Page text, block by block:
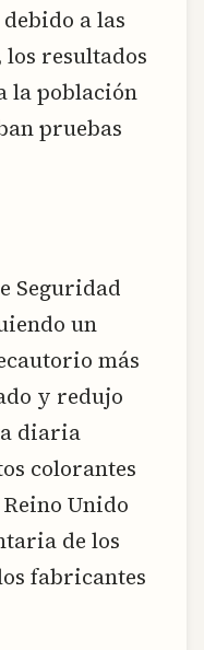
a las
resultados
la población
pruebas
Seguridad
un
más
y redujo
diaria
colorantes
Unido
de los
fabricantes